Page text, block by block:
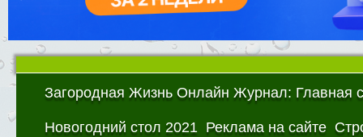
Загородная Жизнь Онлайн Журнал: Главная
Новогодний стол 2021 Реклама на сайте